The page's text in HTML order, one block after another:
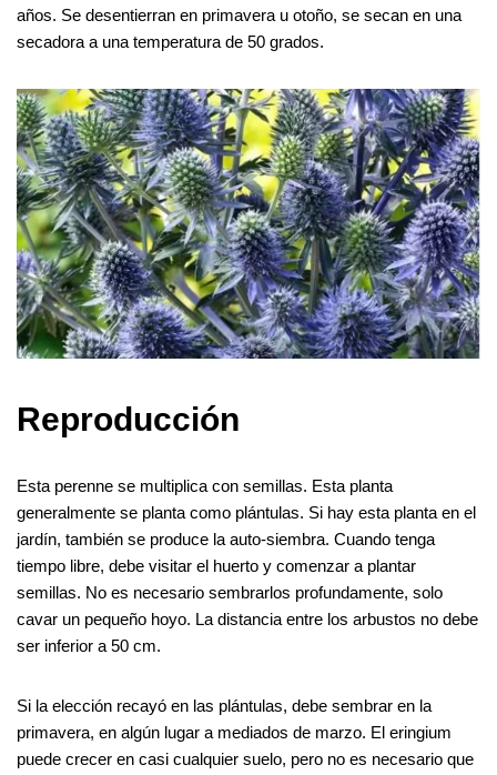
años. Se desentierran en primavera u otoño, se secan en una
secadora a una temperatura de 50 grados.
Reproducción
Esta perenne se multiplica con semillas. Esta planta
generalmente se planta como plántulas. Si hay esta planta en el
jardín, también se produce la auto-siembra. Cuando tenga
tiempo libre, debe visitar el huerto y comenzar a plantar
semillas. No es necesario sembrarlos profundamente, solo
cavar un pequeño hoyo. La distancia entre los arbustos no debe
ser inferior a 50 cm.
Si la elección recayó en las plántulas, debe sembrar en la
primavera, en algún lugar a mediados de marzo. El eringium
puede crecer en casi cualquier suelo, pero no es necesario que